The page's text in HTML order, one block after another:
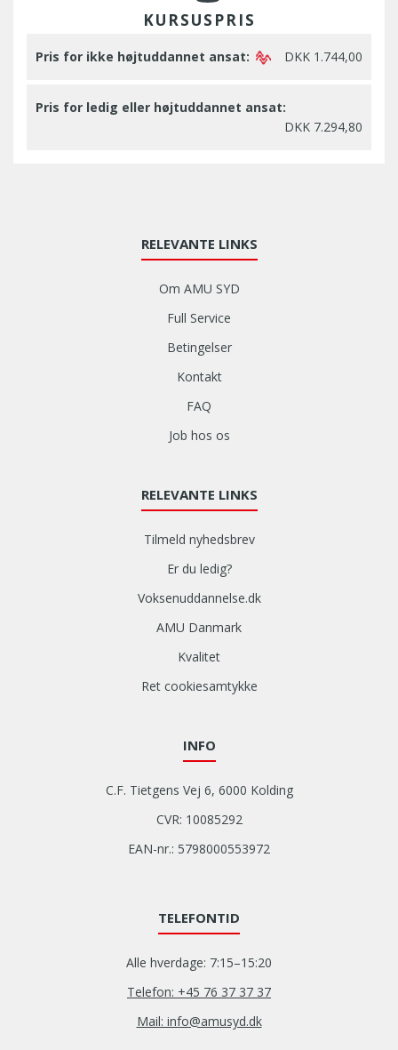
KURSUSPRIS
Pris for ikke højtuddannet ansat: DKK 1.744,00
Pris for ledig eller højtuddannet ansat:
DKK 7.294,80
RELEVANTE LINKS
Om AMU SYD
Full Service
Betingelser
Kontakt
FAQ
Job hos os
RELEVANTE LINKS
Tilmeld nyhedsbrev
Er du ledig?
Voksenuddannelse.dk
AMU Danmark
Kvalitet
Ret cookiesamtykke
INFO
C.F. Tietgens Vej 6, 6000 Kolding
CVR: 10085292
EAN-nr.: 5798000553972
TELEFONTID
Alle hverdage: 7:15–15:20
Telefon: +45 76 37 37 37
Mail: info@amusyd.dk